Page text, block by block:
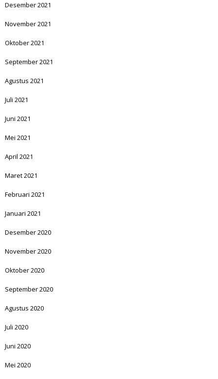
Desember 2021
November 2021
Oktober 2021
September 2021
Agustus 2021
Juli 2021
Juni 2021
Mei 2021
April 2021
Maret 2021
Februari 2021
Januari 2021
Desember 2020
November 2020
Oktober 2020
September 2020
Agustus 2020
Juli 2020
Juni 2020
Mei 2020